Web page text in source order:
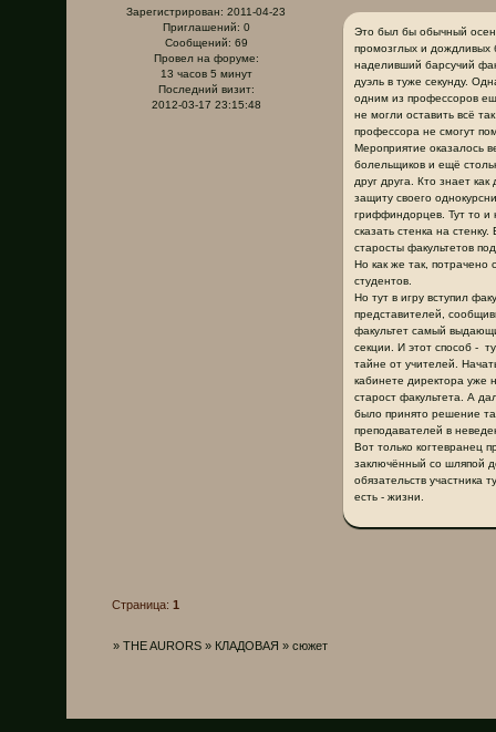
Зарегистрирован: 2011-04-23
Приглашений: 0
Сообщений: 69
Провел на форуме:
13 часов 5 минут
Последний визит:
2012-03-17 23:15:48
Это был бы обычный
промозглых и дождливых
наделивший барсучий
дуэль в туже секунду.
одним из профессоров
не могли оставить всё
профессора не смогут
Мероприятие оказалось
болельщиков и ещё
друг друга. Кто знает
защиту своего
гриффиндорцев. Тут то и
сказать стенка на
старосты факультетов
Но как же так, потрачено
студентов.
Но тут в игру вступил
представителей,
факультет самый
секции. И этот способ -
тайне от учителей.
кабинете директора уже
старост факультета. А
было принято решение
преподавателей в
Вот только когтевранец
заключённый со шляпой
обязательств участника
есть - жизни.
Страница: 1
» THE AURORS » КЛАДОВАЯ » сюжет